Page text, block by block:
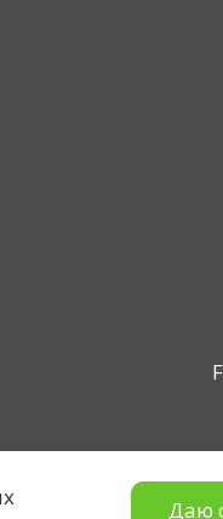
Даю